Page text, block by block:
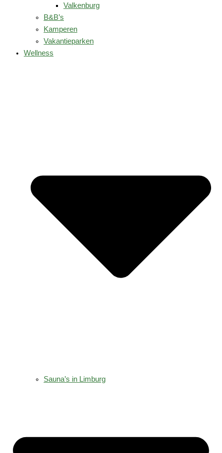
Valkenburg
B&B’s
Kamperen
Vakantieparken
Wellness
Sauna’s in Limburg